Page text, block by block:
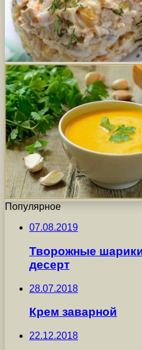
Популярное
07.08.2019
Творожные
десерт
28.07.2018
Крем заварной
22.12.2018